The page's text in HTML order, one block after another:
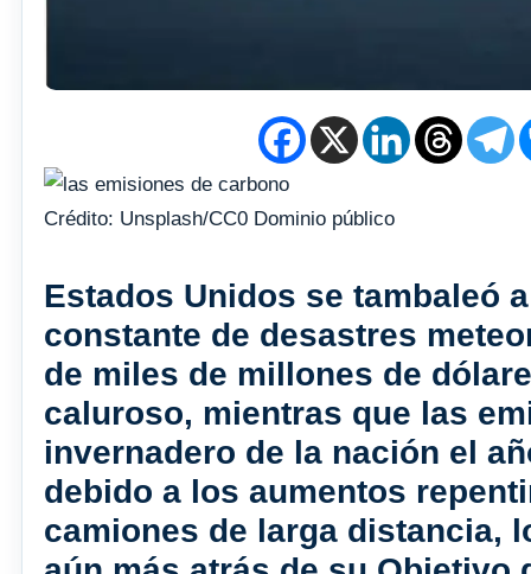
Crédito: Unsplash/CC0 Dominio público
Estados Unidos se tambaleó
constante de desastres
de miles de millones de
caluroso, mientras que las
invernadero de la nación el
debido a los aumentos
camiones de larga distancia,